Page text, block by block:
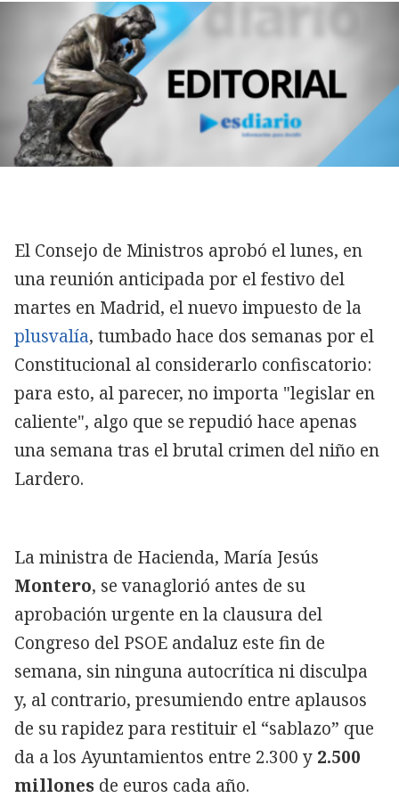
El Consejo de Ministros aprobó el lunes, en
una reunión anticipada por el festivo del
martes en Madrid, el nuevo impuesto de la
plusvalía, tumbado hace dos semanas por el
Constitucional al considerarlo confiscatorio:
para esto, al parecer, no importa "legislar en
caliente", algo que se repudió hace apenas
una semana tras el brutal crimen del niño en
Lardero.
La ministra de Hacienda, María Jesús
Montero, se vanaglorió antes de su
aprobación urgente en la clausura del
Congreso del PSOE andaluz este fin de
semana, sin ninguna autocrítica ni disculpa
y, al contrario, presumiendo entre aplausos
de su rapidez para restituir el “sablazo” que
da a los Ayuntamientos entre 2.300 y 2.500
millones de euros cada año.